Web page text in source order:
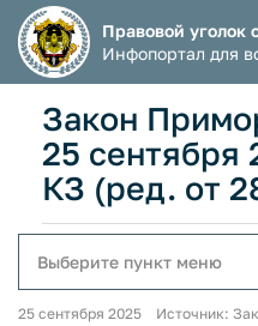
Правовой уголок
Инфопортал для
Закон
25 сентября
КЗ (ред. от
Выберите пункт меню
25 сентября 2025 Источник: